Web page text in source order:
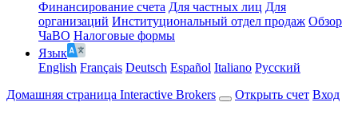
Финансирование счета Для частных лиц Для
организаций Институциональный отдел продаж Обзор
ЧаВО Налоговые формы
Язык
English Français Deutsch Español Italiano Pусский
Домашняя страница Interactive Brokers
Открыть счет Вход